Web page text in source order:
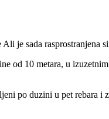
je sada rasprostranjena
od 10 metara, u
po duzini u pet rebara i